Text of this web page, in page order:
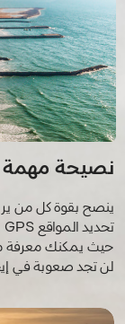
نصيحة مهمة
ينصح بقوة كل من
تحديد المواقع GPS
حيث يمكنك معرفة
لن تجد صعوبة في